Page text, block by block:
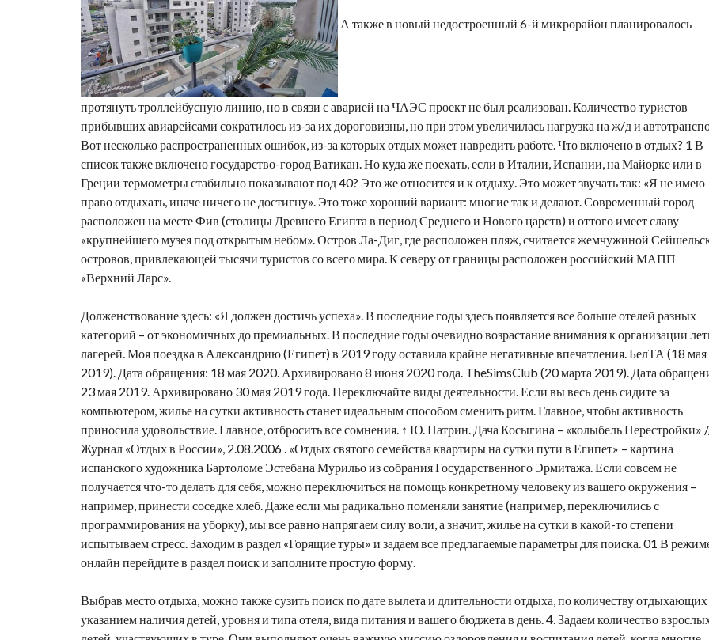
А также в новый недостроенный 6-й микрорайон планировалось
протянуть троллейбусную линию, но в связи с аварией на ЧАЭС проект не был реализован. Количество туристов
прибывших авиарейсами сократилось из-за их дороговизны, но при этом увеличилась нагрузка на ж/д и
Вот несколько распространенных ошибок, из-за которых отдых может навредить работе. Что включено в отдых? 1 В
список также включено государство-город Ватикан. Но куда же поехать, если в Италии, Испании, на Майорке или в
Греции термометры стабильно показывают под 40? Это же относится и к отдыху. Это может звучать так: «Я не имею
право отдыхать, иначе ничего не достигну». Это тоже хороший вариант: многие так и делают. Современный город
расположен на месте Фив (столицы Древнего Египта в период Среднего и Нового царств) и оттого имеет славу
«крупнейшего музея под открытым небом». Остров Ла-Диг, где расположен пляж, считается жемчужиной
островов, привлекающей тысячи туристов со всего мира. К северу от границы расположен российский МАПП
«Верхний Ларс».
Долженствование здесь: «Я должен достичь успеха». В последние годы здесь появляется все больше отелей разных
категорий – от экономичных до премиальных. В последние годы очевидно возрастание внимания к организации
лагерей. Моя поездка в Александрию (Египет) в 2019 году оставила крайне негативные впечатления. БелТА (18 мая
2019). Дата обращения: 18 мая 2020. Архивировано 8 июня 2020 года. TheSimsClub (20 марта 2019). Дата
23 мая 2019. Архивировано 30 мая 2019 года. Переключайте виды деятельности. Если вы весь день сидите за
компьютером,жилье на сутки активность станет идеальным способом сменить ритм. Главное, чтобы активность
приносила удовольствие. Главное, отбросить все сомнения. ↑ Ю. Патрин. Дача Косыгина – «колыбель Перестройки»
Журнал «Отдых в России», 2.08.2006 . «Отдых святого семейства квартиры на сутки пути в Египет» – картина
испанского художника Бартоломе Эстебана Мурильо из собрания Государственного Эрмитажа. Если совсем не
получается что-то делать для себя, можно переключиться на помощь конкретному человеку из вашего окружения –
например, принести соседке хлеб. Даже если мы радикально поменяли занятие (например, переключились с
программирования на уборку), мы все равно напрягаем силу воли, а значит,жилье на сутки в какой-то степени
испытываем стресс. Заходим в раздел «Горящие туры» и задаем все предлагаемые параметры для поиска. 01 В
онлайн перейдите в раздел поиск и заполните простую форму.
Выбрав место отдыха, можно также сузить поиск по дате вылета и длительности отдыха, по количеству отдыхающих
указанием наличия детей, уровня и типа отеля, вида питания и вашего бюджета в день. 4. Задаем количество